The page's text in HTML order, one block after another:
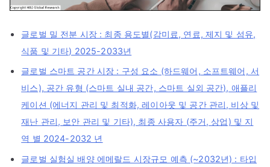
글로벌 밀 전분 시장 : 최종 용도별(감미료, 연료, 제지 및 섬유,
식품 및 기타) 2025-2033년
글로벌 스마트 공간 시장 : 구성 요소 (하드웨어, 소프트웨어, 서
비스), 공간 유형 (스마트 실내 공간, 스마트 실외 공간), 애플리
케이션 (에너지 관리 및 최적화, 레이아웃 및 공간 관리, 비상 및
재난 관리, 보안 관리 및 기타), 최종 사용자 (주거, 상업) 및 지
역 별 2024-2032 년
글로벌 실험실 배양 에메랄드 시장규모 예측 (~2032년) : 타입